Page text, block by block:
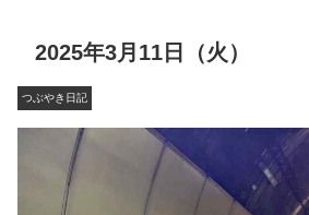
2025年3月11日（火）
つぶやき日記